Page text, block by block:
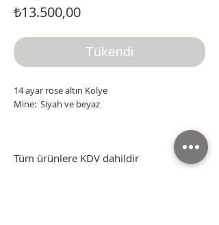
₺13.500,00Fiyat
Tükendi
14 ayar rose altın Kolye
Mine: Siyah ve beyaz
Tüm ürünlere KDV dahildir